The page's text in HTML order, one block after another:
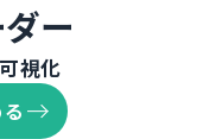
ー
視化